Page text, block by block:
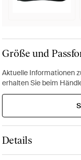
Größe und
Aktuelle Informationen
erhalten Sie beim
Details